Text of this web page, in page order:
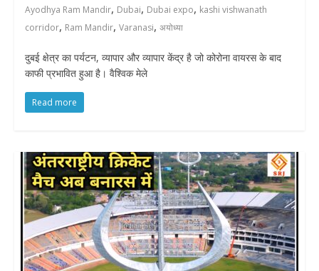
Ayodhya Ram Mandir, Dubai, Dubai expo, kashi vishwanath
corridor, Ram Mandir, Varanasi, अयोध्या
दुबई क्षेत्र का पर्यटन, व्यापार और व्यापार केंद्र है जो कोरोना वायरस के बाद
काफी प्रभावित हुआ है। वैश्विक मेले
Read more